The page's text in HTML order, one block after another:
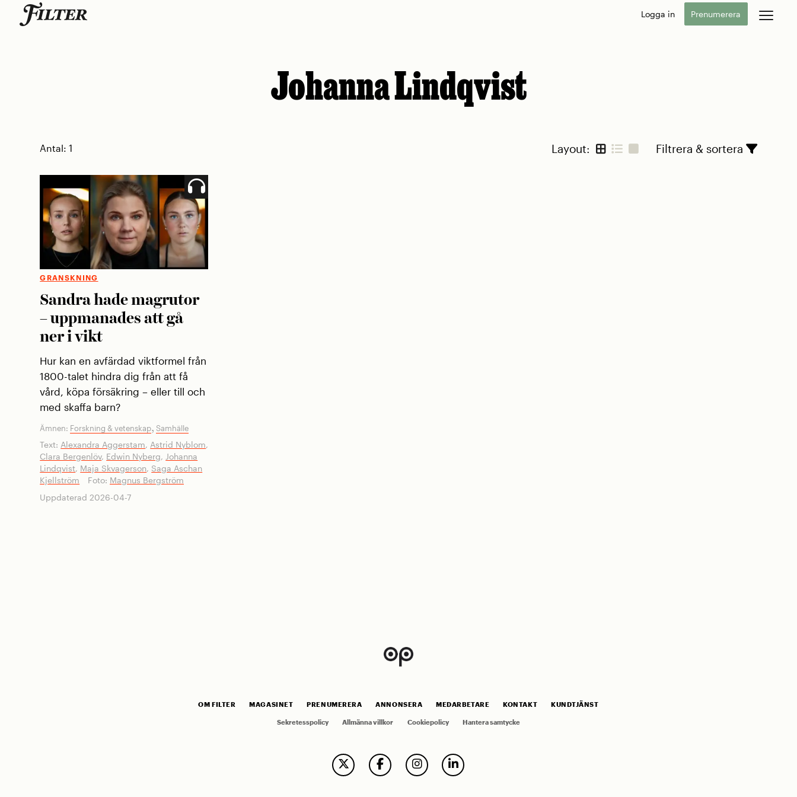
Logga in Prenumerera
Johanna Lindqvist
Antal:1 Layout: Filtrera & sortera
GRANSKNING
Sandra hade magrutor
– uppmanades att gå
ner i vikt
Hur kan en avfärdad viktformel från
1800-talet hindra dig från att få
vård, köpa försäkring – eller till och
med skaffa barn?
Ämnen: Forskning & vetenskap,Samhälle
Text: Alexandra Aggerstam, Astrid Nyblom,
Clara Bergenlöv, Edwin Nyberg, Johanna
Lindqvist, Maja Skvagerson, Saga Aschan
Kjellström
Foto: Magnus Bergström
Uppdaterad 2026-04-7
OM FILTER MAGASINET PRENUMERERA ANNONSERA MEDARBETARE KONTAKT KUNDTJÄNST
Sekretesspolicy Allmänna villkor Cookiepolicy Hantera samtycke